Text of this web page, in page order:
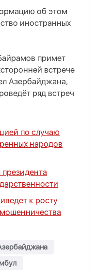
об этом
иностранных
примет
встрече
Азербайджана,
ряд встреч
по случаю
народов
к росту